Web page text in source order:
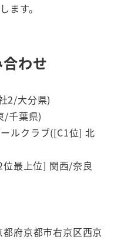
ます。
わせ
2/大分県)
/千葉県)
ルクラブ([C1位] 北
最上位] 関西/奈良
府京都市右京区西京